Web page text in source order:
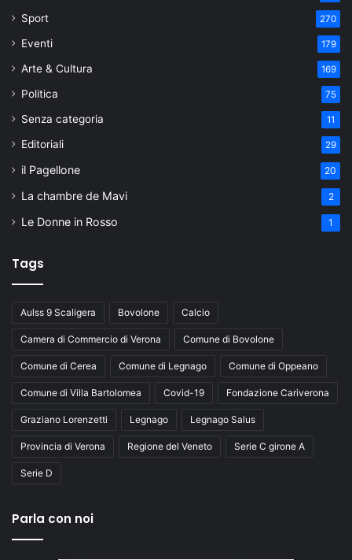
Sport 270
Eventi 179
Arte & Cultura 169
Politica 75
Senza categoria 11
Editoriali 29
il Pagellone 20
La chambre de Mavi 2
Le Donne in Rosso 1
Tags
Aulss 9 Scaligera Bovolone Calcio
Camera di Commercio di Verona Comune di Bovolone
Comune di Cerea Comune di Legnago Comune di Oppeano
Comune di Villa Bartolomea Covid-19 Fondazione Cariverona
Graziano Lorenzetti Legnago Legnago Salus
Provincia di Verona Regione del Veneto Serie C girone A
Serie D
Parla con noi